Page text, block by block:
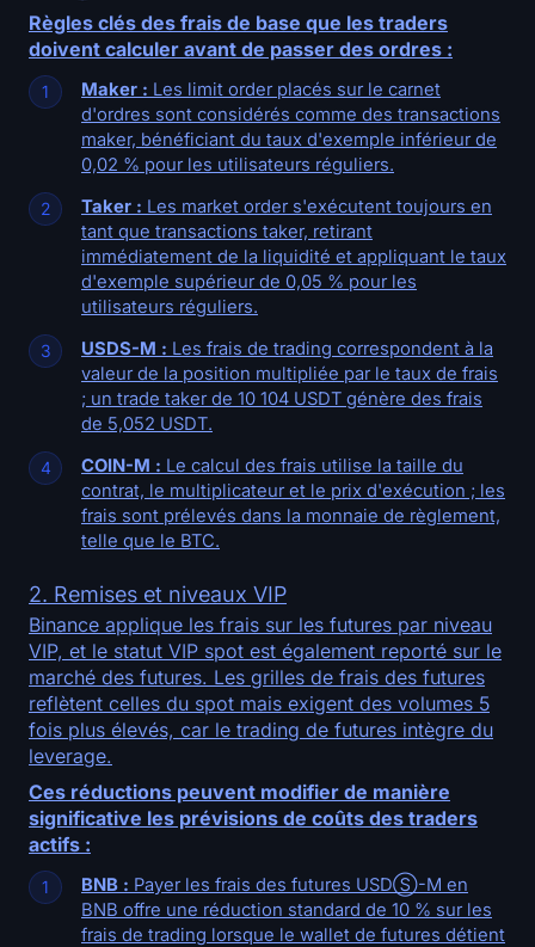
Règles clés des frais de base que les traders
doivent calculer avant de passer des ordres :
Maker : Les limit order placés sur le carnet
d'ordres sont considérés comme des transactions
maker, bénéficiant du taux d'exemple inférieur de
0,02 % pour les utilisateurs réguliers.
Taker : Les market order s'exécutent toujours en
tant que transactions taker, retirant
immédiatement de la liquidité et appliquant le taux
d'exemple supérieur de 0,05 % pour les
utilisateurs réguliers.
USDS-M : Les frais de trading correspondent à la
valeur de la position multipliée par le taux de frais
; un trade taker de 10 104 USDT génère des frais
de 5,052 USDT.
COIN-M : Le calcul des frais utilise la taille du
contrat, le multiplicateur et le prix d'exécution ; les
frais sont prélevés dans la monnaie de règlement,
telle que le BTC.
2. Remises et niveaux VIP
Binance applique les frais sur les futures par niveau
VIP, et le statut VIP spot est également reporté sur le
marché des futures. Les grilles de frais des futures
reflètent celles du spot mais exigent des volumes 5
fois plus élevés, car le trading de futures intègre du
leverage.
Ces réductions peuvent modifier de manière
significative les prévisions de coûts des traders
actifs :
BNB : Payer les frais des futures USDⓈ-M en
BNB offre une réduction standard de 10 % sur les
frais de trading lorsque le wallet de futures détient